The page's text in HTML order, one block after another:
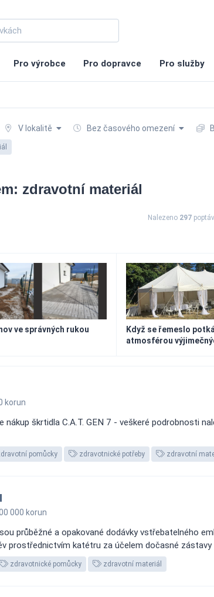
Pro výrobce Pro dopravce Pro služby
V lokalitě Bez časového omezení
zdravotní materiál
Nalezeno 297
ve správných rukou
Když se řemeslo
atmosférou
korun
nákup škrtidla C.A.T. GEN 7 - veškeré podrobnosti
pomůcky zdravotnické potřeby zdravotní
000 korun
průběžné a opakované dodávky vstřebatelného
prostřednictvím katétru za účelem dočasné
zdravotnické pomůcky zdravotní materiál